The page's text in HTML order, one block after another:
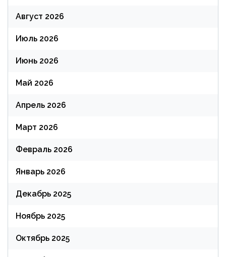
Август 2026
Июль 2026
Июнь 2026
Май 2026
Апрель 2026
Март 2026
Февраль 2026
Январь 2026
Декабрь 2025
Ноябрь 2025
Октябрь 2025